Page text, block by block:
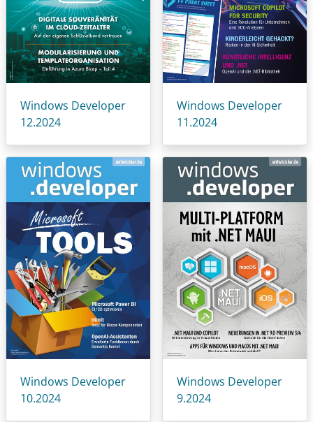
Windows Developer
12.2024
Windows Developer
11.2024
Windows Developer
10.2024
Windows Developer
9.2024